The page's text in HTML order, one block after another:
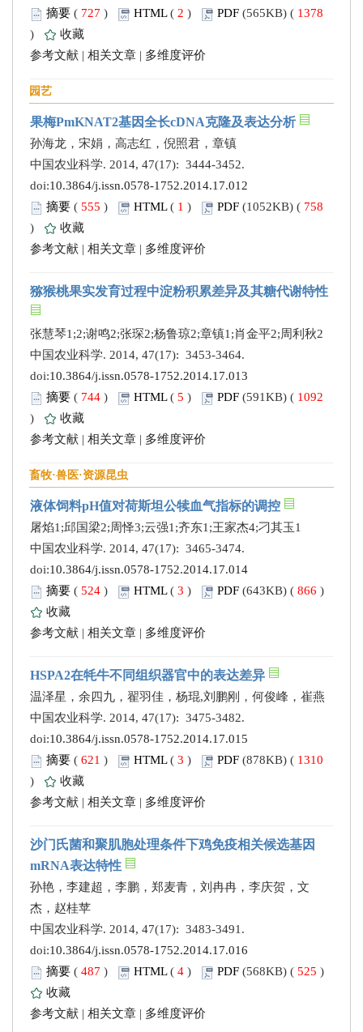
摘要 ( 727 ) HTML( 2 ) PDF (565KB) ( 1378
)
收藏
参考文献 | 相关文章 | 多维度评价
园艺
果梅PmKNAT2基因全长cDNA克隆及表达分析
孙海龙，宋娟，高志红，倪照君，章镇
中国农业科学. 2014, 47(17): 3444-3452.
doi:10.3864/j.issn.0578-1752.2014.17.012
摘要 ( 555 ) HTML( 1 ) PDF (1052KB) ( 758
)
收藏
参考文献 | 相关文章 | 多维度评价
猕猴桃果实发育过程中淀粉积累差异及其糖代谢特性
张慧琴1;2;谢鸣2;张琛2;杨鲁琼2;章镇1;肖金平2;周利秋2
中国农业科学. 2014, 47(17): 3453-3464.
doi:10.3864/j.issn.0578-1752.2014.17.013
摘要 ( 744 ) HTML( 5 ) PDF (591KB) ( 1092
)
收藏
参考文献 | 相关文章 | 多维度评价
畜牧·兽医·资源昆虫
液体饲料pH值对荷斯坦公犊血气指标的调控
屠焰1;邱国梁2;周怿3;云强1;齐东1;王家杰4;刁其玉1
中国农业科学. 2014, 47(17): 3465-3474.
doi:10.3864/j.issn.0578-1752.2014.17.014
摘要 ( 524 ) HTML( 3 ) PDF (643KB) ( 866 )
收藏
参考文献 | 相关文章 | 多维度评价
HSPA2在牦牛不同组织器官中的表达差异
温泽星，余四九，翟羽佳，杨琨,刘鹏刚，何俊峰，崔燕
中国农业科学. 2014, 47(17): 3475-3482.
doi:10.3864/j.issn.0578-1752.2014.17.015
摘要 ( 621 ) HTML( 3 ) PDF (878KB) ( 1310
)
收藏
参考文献 | 相关文章 | 多维度评价
沙门氏菌和聚肌胞处理条件下鸡免疫相关候选基因
mRNA表达特性
孙艳，李建超，李鹏，郑麦青，刘冉冉，李庆贺，文
杰，赵桂苹
中国农业科学. 2014, 47(17): 3483-3491.
doi:10.3864/j.issn.0578-1752.2014.17.016
摘要 ( 487 ) HTML( 4 ) PDF (568KB) ( 525 )
收藏
参考文献 | 相关文章 | 多维度评价